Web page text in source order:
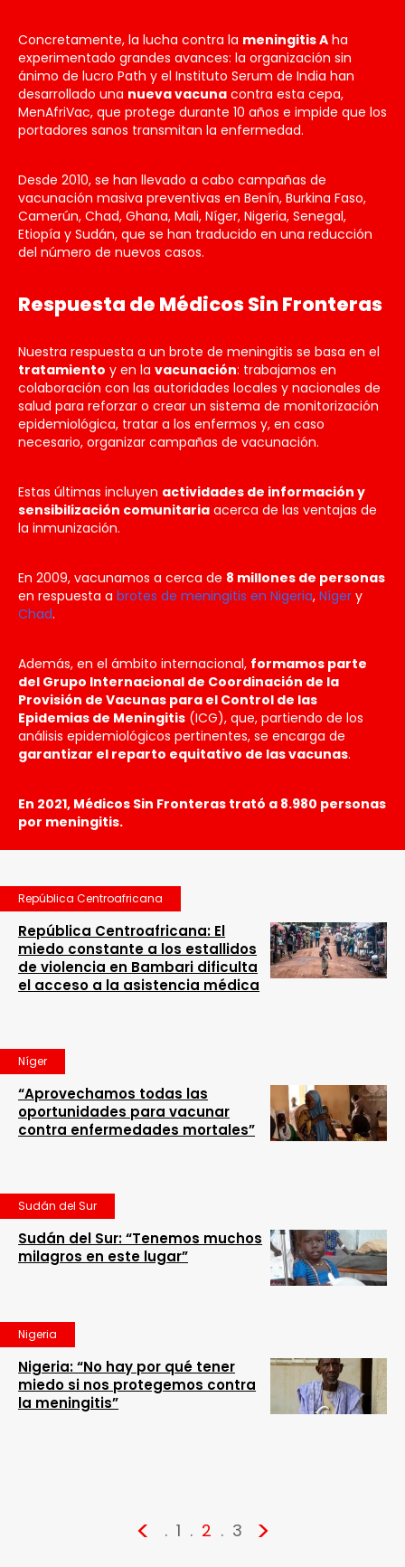
Concretamente, la lucha contra la meningitis A ha
experimentado grandes avances: la organización sin
ánimo de lucro Path y el Instituto Serum de India han
desarrollado una nueva vacuna contra esta cepa,
MenAfriVac, que protege durante 10 años e impide que los
portadores sanos transmitan la enfermedad.
Desde 2010, se han llevado a cabo campañas de
vacunación masiva preventivas en Benín, Burkina Faso,
Camerún, Chad, Ghana, Mali, Níger, Nigeria, Senegal,
Etiopía y Sudán, que se han traducido en una reducción
del número de nuevos casos.
Respuesta de Médicos Sin Fronteras
Nuestra respuesta a un brote de meningitis se basa en el
tratamiento y en la vacunación: trabajamos en
colaboración con las autoridades locales y nacionales de
salud para reforzar o crear un sistema de monitorización
epidemiológica, tratar a los enfermos y, en caso
necesario, organizar campañas de vacunación.
Estas últimas incluyen actividades de información y
sensibilización comunitaria acerca de las ventajas de
la inmunización.
En 2009, vacunamos a cerca de 8 millones de personas
en respuesta a brotes de meningitis en Nigeria, Níger y
Chad.
Además, en el ámbito internacional, formamos parte
del Grupo Internacional de Coordinación de la
Provisión de Vacunas para el Control de las
Epidemias de Meningitis (ICG), que, partiendo de los
análisis epidemiológicos pertinentes, se encarga de
garantizar el reparto equitativo de las vacunas.
En 2021, Médicos Sin Fronteras trató a 8.980 personas
por meningitis.
República Centroafricana
República Centroafricana: El
miedo constante a los estallidos
de violencia en Bambari dificulta
el acceso a la asistencia médica
Níger
“Aprovechamos todas las
oportunidades para vacunar
contra enfermedades mortales”
Sudán del Sur
Sudán del Sur: “Tenemos muchos
milagros en este lugar”
Nigeria
Nigeria: “No hay por qué tener
miedo si nos protegemos contra
la meningitis”
< 1 2 3 >